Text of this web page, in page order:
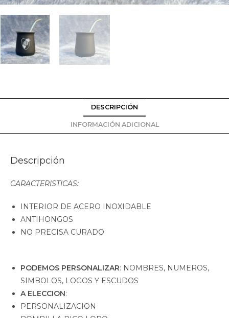
DESCRIPCIÓN
INFORMACIÓN ADICIONAL
Descripción
CARACTERISTICAS:
INTERIOR DE ACERO INOXIDABLE
ANTIHONGOS
NO PRECISA CURADO
PODEMOS PERSONALIZAR: NOMBRES, NUMEROS,
SIMBOLOS, LOGOS Y ESCUDOS
A ELECCION:
PERSONALIZACION